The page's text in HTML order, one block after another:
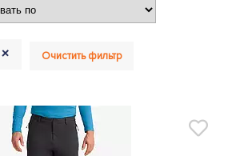
+ Очистить фильтр